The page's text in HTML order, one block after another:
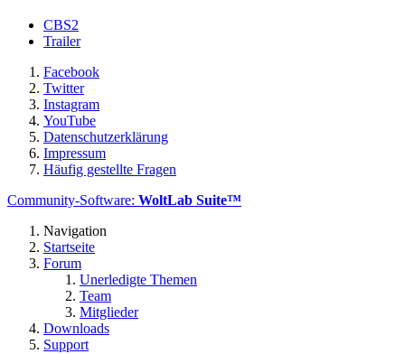
CBS2
Trailer
Facebook
Twitter
Instagram
YouTube
Datenschutzerklärung
Impressum
Häufig gestellte Fragen
Community-Software: WoltLab Suite™
Navigation
Startseite
Forum
Unerledigte Themen
Team
Mitglieder
Downloads
Support